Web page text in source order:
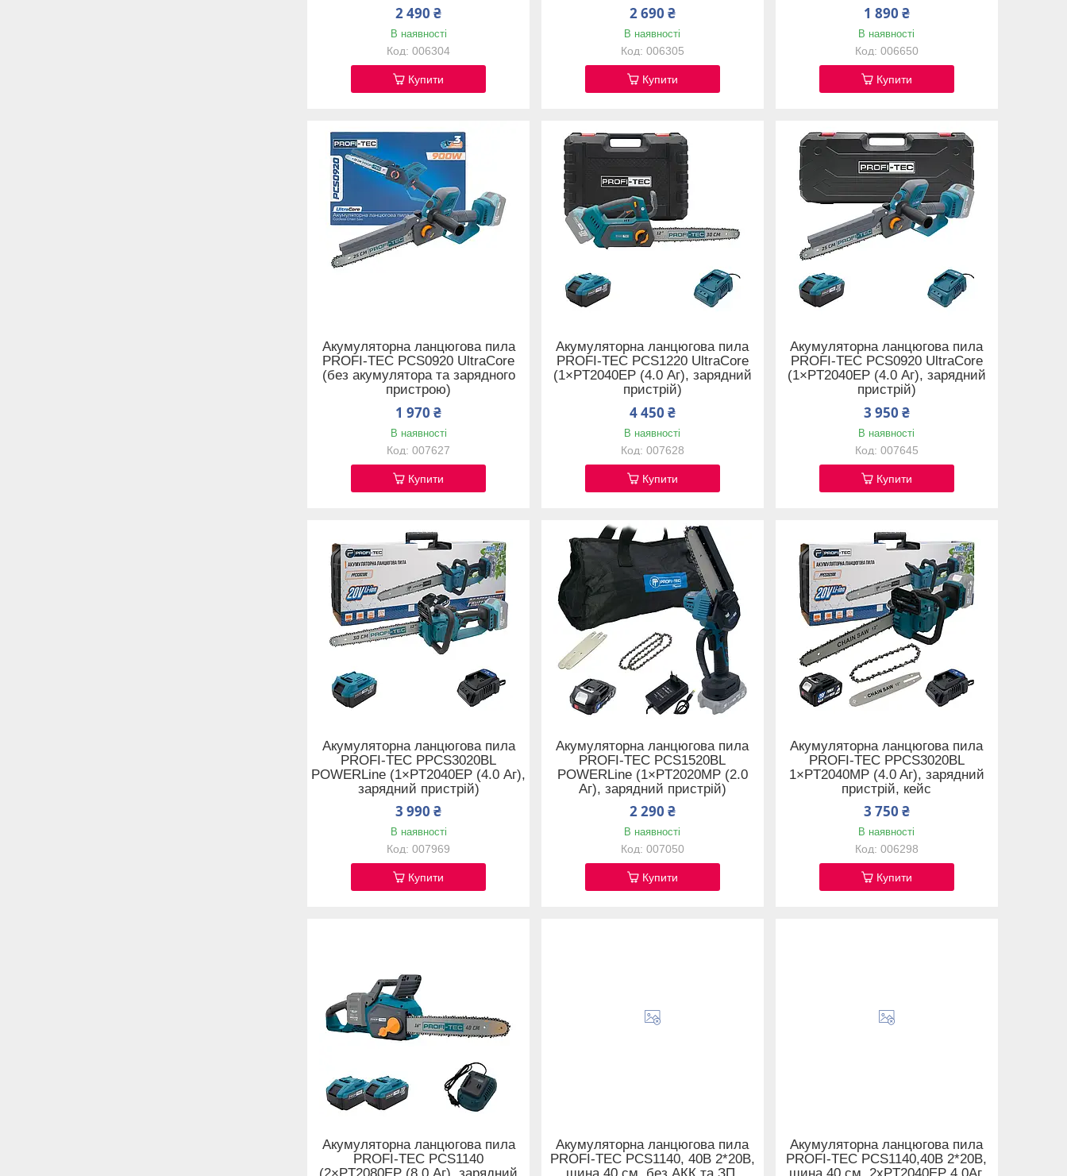
2 490 ₴
В наявності
006304
Купити
2 690 ₴
В наявності
006305
Купити
1 890 ₴
В наявності
006650
Купити
Акумуляторна ланцюгова пила
PROFI-TEC PCS0920 UltraCore
(без акумулятора та зарядного
пристрою)
1 970 ₴
В наявності
007627
Купити
Акумуляторна ланцюгова пила
PROFI-TEC PCS1220 UltraCore
(1×PT2040EP (4.0 Аг), зарядний
пристрій)
4 450 ₴
В наявності
007628
Купити
Акумуляторна ланцюгова пила
PROFI-TEC PCS0920 UltraCore
(1×PT2040EP (4.0 Аг), зарядний
пристрій)
3 950 ₴
В наявності
007645
Купити
Акумуляторна ланцюгова пила
PROFI-TEC PPCS3020BL
POWERLine (1×PT2040EP (4.0 Аг),
зарядний пристрій)
3 990 ₴
В наявності
007969
Купити
Акумуляторна ланцюгова пила
PROFI-TEC PCS1520BL
POWERLine (1×PT2020MP (2.0
Аг), зарядний пристрій)
2 290 ₴
В наявності
007050
Купити
Акумуляторна ланцюгова пила
PROFI-TEC PPCS3020BL
1×PT2040MP (4.0 Aг), зарядний
пристрій, кейс
3 750 ₴
В наявності
006298
Купити
Акумуляторна ланцюгова пила
PROFI-TEC PCS1140
Акумуляторна ланцюгова пила
PROFI-TEC PCS1140, 40В 2*20В,
Акумуляторна ланцюгова пила
PROFI-TEC PCS1140,40В 2*20В,